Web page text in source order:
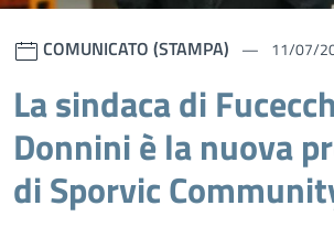
COMUNICATO (STAMPA) 11/07/
La sindaca di
Donnini è la nuova
di Sporvic